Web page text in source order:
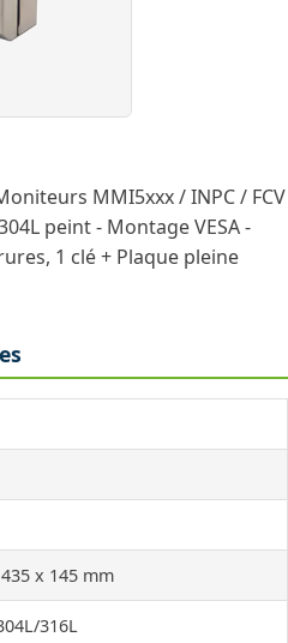
MMI5xxx / INPC / FCV
peint - Montage VESA -
1 clé + Plaque pleine
x 145 mm
316L